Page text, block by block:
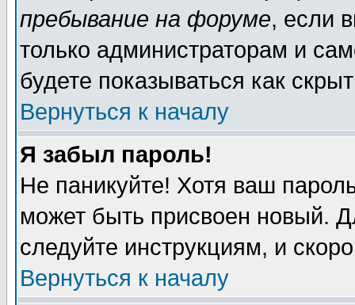
пребывание на форуме, если
только администраторам и
будете показываться как
Вернуться к началу
Я забыл пароль!
Не паникуйте! Хотя ваш
может быть присвоен новый.
следуйте инструкциям, и
Вернуться к началу